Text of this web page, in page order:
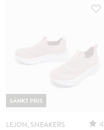
LEJON, SNEAKERS
SÄNKT PRIS